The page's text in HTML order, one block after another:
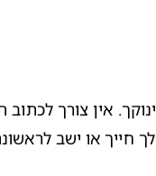
חייך או ישב